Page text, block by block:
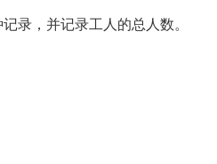
录，并记录工人的总人数。